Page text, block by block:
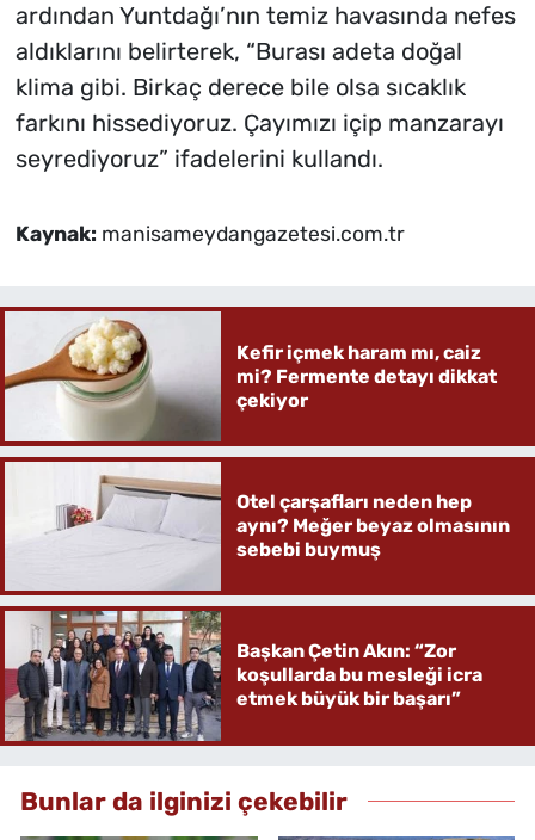
ardından Yuntdağı’nın temiz havasında nefes
aldıklarını belirterek, “Burası adeta doğal
klima gibi. Birkaç derece bile olsa sıcaklık
farkını hissediyoruz. Çayımızı içip manzarayı
seyrediyoruz” ifadelerini kullandı.
Kaynak: manisameydangazetesi.com.tr
Kefir içmek haram mı, caiz
mi? Fermente detayı dikkat
çekiyor
Otel çarşafları neden hep
aynı? Meğer beyaz olmasının
sebebi buymuş
Başkan Çetin Akın: “Zor
koşullarda bu mesleği icra
etmek büyük bir başarı”
Bunlar da ilginizi çekebilir